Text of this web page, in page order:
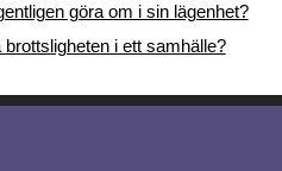
göra om i sin lägenhet?
i ett samhälle?